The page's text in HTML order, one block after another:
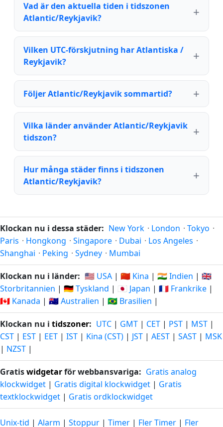
Vad är den aktuella tiden i tidszonen
Atlantic/Reykjavik?
Vilken UTC-förskjutning har Atlantiska /
Reykjavik?
Följer Atlantic/Reykjavik sommartid?
Vilka länder använder Atlantic/Reykjavik
tidszon?
Hur många städer finns i tidszonen
Atlantic/Reykjavik?
Klockan nu i dessa städer: New York · London · Tokyo ·
Paris · Hongkong · Singapore · Dubai · Los Angeles ·
Shanghai · Peking · Sydney · Mumbai
Klockan nu i länder: 🇺🇸 USA | 🇨🇳 Kina | 🇮🇳 Indien | 🇬🇧
Storbritannien | 🇩🇪 Tyskland | 🇯🇵 Japan | 🇫🇷 Frankrike |
🇨🇦 Kanada | 🇦🇺 Australien | 🇧🇷 Brasilien |
Klockan nu i tidszoner: UTC | GMT | CET | PST | MST |
CST | EST | EET | IST | Kina (CST) | JST | AEST | SAST | MSK
| NZST |
Gratiswidgetarför webbansvariga: Gratis analog
klockwidget | Gratis digital klockwidget | Gratis
textklockwidget | Gratis ordklockwidget
Unix-tid | Alarm | Stoppur | Timer | Fler Timer | Fler